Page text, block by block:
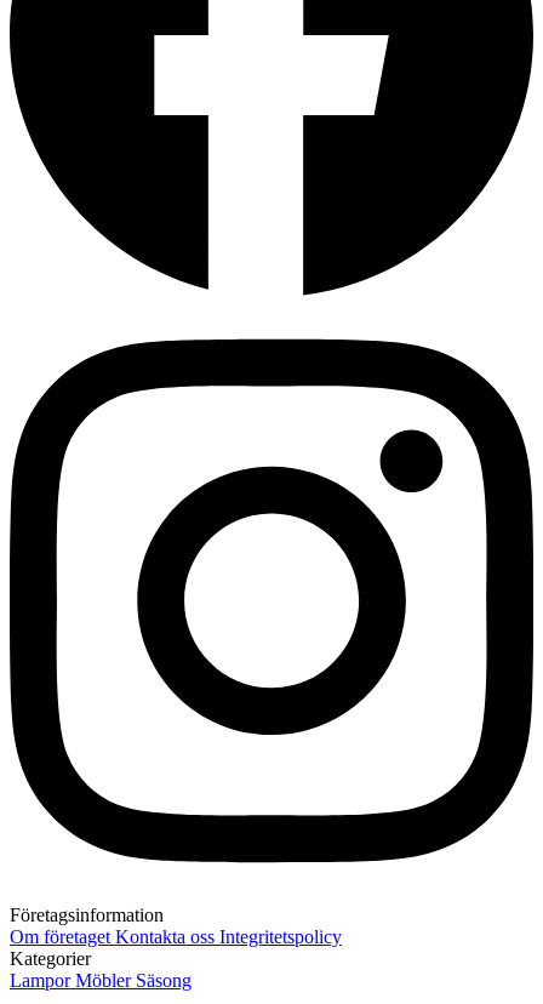
Företagsinformation
Om företaget Kontakta oss Integritetspolicy
Kategorier
LamporMöbler Säsong